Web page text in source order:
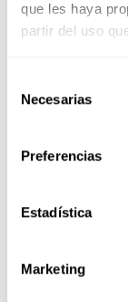
que les haya
partir del uso
Necesarias
Preferencias
Estadística
Marketing